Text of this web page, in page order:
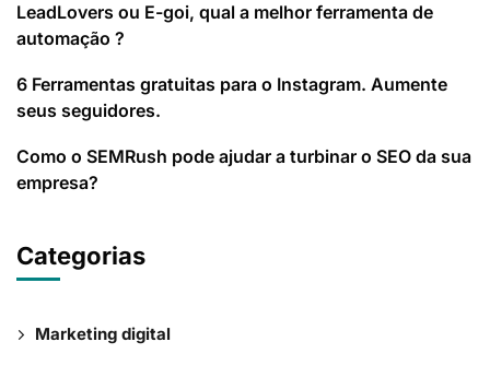
LeadLovers ou E-goi, qual a melhor ferramenta de
automação ?
6 Ferramentas gratuitas para o Instagram. Aumente
seus seguidores.
Como o SEMRush pode ajudar a turbinar o SEO da sua
empresa?
Categorias
Marketing digital